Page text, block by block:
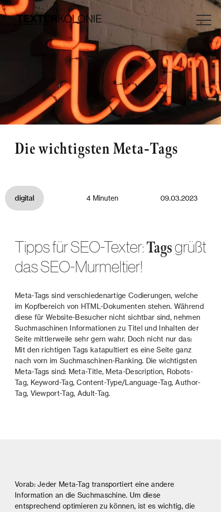
Die wichtigsten Meta-Tags
digital 4 Minuten 09.03.2023
Tipps für SEO-Texter:Tagsgrüßt
das SEO-Murmeltier!
Meta-Tags sind verschiedenartige Codierungen, welche
im Kopfbereich von HTML-Dokumenten stehen. Während
diese für Website-Besucher nicht sichtbar sind, nehmen
Suchmaschinen Informationen zu Titel und Inhalten der
Seite mittlerweile sehr gern wahr. Doch nicht nur das:
Mit den richtigen Tags katapultiert es eine Seite ganz
nach vorn im Suchmaschinen-Ranking. Die wichtigsten
Meta-Tags sind: Meta-Title, Meta-Description, Robots-
Tag, Keyword-Tag, Content-Type/Language-Tag, Author-
Tag, Viewport-Tag, Adult-Tag.
Vorab: Jeder Meta-Tag transportiert eine andere
Information an die Suchmaschine. Um diese
entsprechend optimieren zu können, ist es wichtig, die